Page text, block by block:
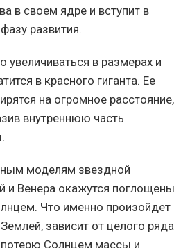
в своем ядре и вступит в
развития.
увеличиваться в размерах и
в красного гиганта. Ее
на огромное расстояние,
внутреннюю часть
моделям звездной
и Венера окажутся поглощены
Что именно произойдет
зависит от целого ряда
Солнцем массы и